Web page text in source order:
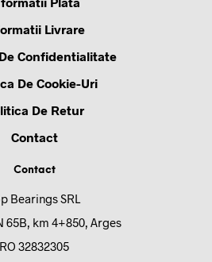
Livrare
Confidentialitate
De Cookie-Uri
De Retur
Contact
Contact
Bearings SRL
65B, km 4+850, Arges
RO 32832305